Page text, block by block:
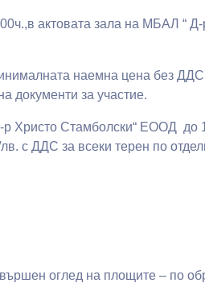
актовата зала на МБАЛ “
наемна цена без
документи за участие.
Христо Стамболски“ ЕООД до
с ДДС за всеки терен по
оглед на площите – по